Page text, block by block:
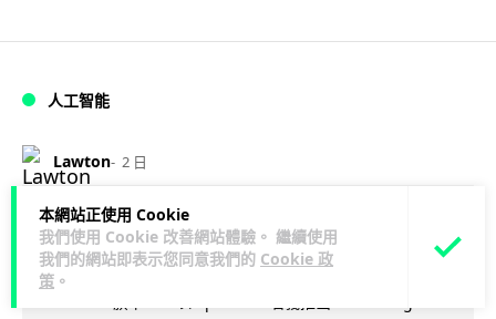
本網站正使用 Cookie
我們使用 Cookie 改善網站體驗。 繼續使用
我們的網站即表示您同意我們的 Cookie 政
策 。
人工智能
Lawton 2 日
Grok Imagine Image 2.0 推出 主打局
部編輯及多圖參考功能